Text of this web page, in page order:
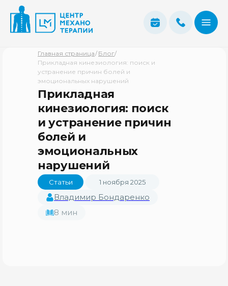
Главная страница/ Блог/
Прикладная кинезиология: поиск и
устранение причин болей и
эмоциональных нарушений
Прикладная
кинезиология: поиск
и устранение причин
болей и
эмоциональных
нарушений
1 ноября 2025
Статьи
Владимир Бондаренко
8 мин